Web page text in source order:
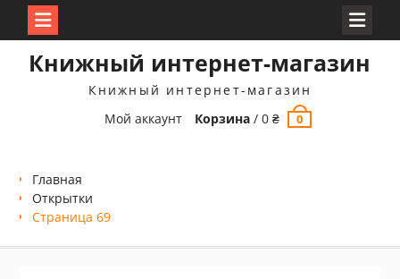
Книжный интернет-магазин
Книжный интернет-магазин
Мой аккаунт
Корзина /0₴ 0
Главная
Открытки
Страница 69